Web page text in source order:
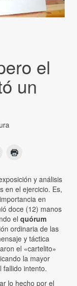
el
un
y análisis
en el ejercicio. Es,
en
doce (12) manos
el quórum
ordinaria de las
y táctica
el «cartelito»
la mayor
fallido intento.
lo hecho por el